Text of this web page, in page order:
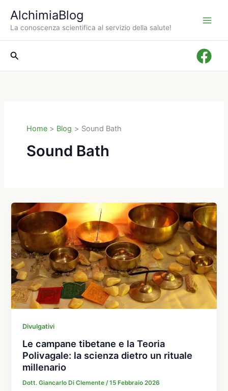
contenuto
AlchimiaBlog
La conoscenza scientifica al servizio della salute!
Cerca
Home Blog Sound Bath
Sound Bath
Divulgativi
Le campane tibetane e la Teoria
Polivagale: la scienza dietro un rituale
millenario
Dott. Giancarlo Di Clemente/15 Febbraio 2026